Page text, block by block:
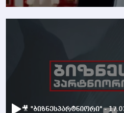
🎥 "ბიზნესპარტნიორი" -